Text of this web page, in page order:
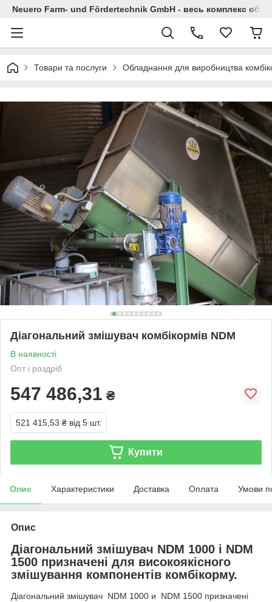
Neuero Farm- und Fördertechnik GmbH - весь комплекс
Товари та послуги Обладнання для виробництва
Діагональний змішувач комбікормів NDM
В наявності
Опт і роздріб
547 486,31 ₴
521 415,53 ₴ від 5 шт.
Купити
Опис Характеристики Доставка Оплата Умови
Опис
Діагональний змішувач NDM 1000 і NDM
1500 призначені для високоякісного
змішування компонентів комбікорму.
Діагональний змішувач NDM 1000 и NDM 1500 призначені